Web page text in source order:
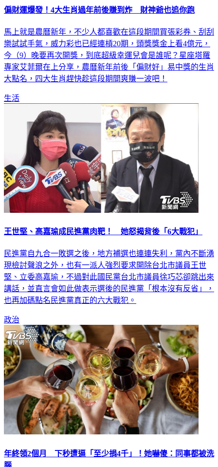
偏財運爆發！4大生肖過年前後賺到炸 財神爺也追你跑
馬上就是農曆新年，不少人都喜歡在這段期間買張彩券、刮刮
樂試試手氣，威力彩也已經連槓20期，頭獎獎金上看4億元，
今（9）晚要再次開獎，到底超級幸運兒會是誰呢？星座塔羅
專家艾菲爾在上分享，農曆新年前後「偏財好」易中獎的生肖
大點名，四大生肖趕快趁這段期間爽賺一波吧！
生活
王世堅、高嘉瑜成民進黨肉靶！ 她怒揭背後「6大戰犯」
民進黨自九合一敗選之後，地方補選也連連失利，黨內不斷湧
現檢討聲浪之外，也有一派人強烈要求開除台北市議員王世
堅、立委高嘉瑜，不過對此國民黨台北市議員徐巧芯卻跳出來
講話，並直言會如此做表示選後的民進黨「根本沒有反省」，
也再加碼點名民進黨真正的六大戰犯。
政治
年終領2個月 下秒遭逼「至少捐4千」！她嚇傻：同事都被洗
腦